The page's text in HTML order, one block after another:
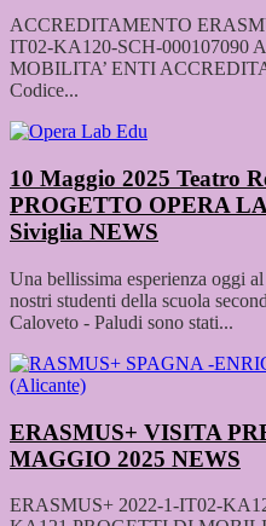
ACCREDITAMENTO
IT02-KA120-SCH-000107090
MOBILITA’ ENTI
Codice...
10 Maggio 2025 Teatro
PROGETTO OPERA
Siviglia NEWS
Una bellissima esperienza oggi
nostri studenti della scuola
Caloveto - Paludi sono stati...
ERASMUS+ VISITA
MAGGIO 2025 NEWS
ERASMUS+ 2022-1-IT02-